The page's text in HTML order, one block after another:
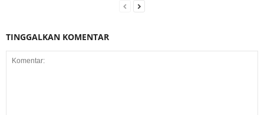
TINGGALKAN KOMENTAR